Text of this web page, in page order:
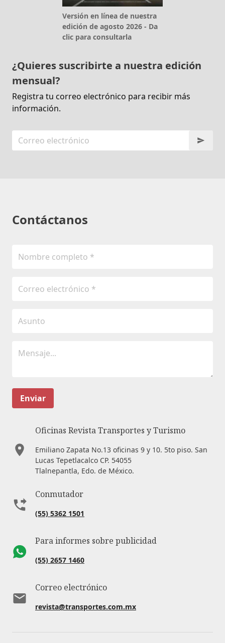
Versión en línea de nuestra
edición de agosto 2026 - Da
clic para consultarla
¿Quieres suscribirte a nuestra edición
mensual?
Registra tu correo electrónico para recibir más
información.
Contáctanos
Enviar
Oficinas Revista Transportes y Turismo
Emiliano Zapata No.13 oficinas 9 y 10. 5to piso. San
Lucas Tepetlacalco CP. 54055
Tlalnepantla, Edo. de México.
Conmutador
(55) 5362 1501
Para informes sobre publicidad
(55) 2657 1460
Correo electrónico
revista@transportes.com.mx